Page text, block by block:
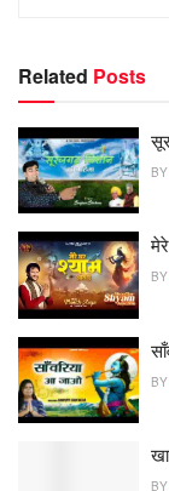
Related Posts
BY
BY
BY
BY